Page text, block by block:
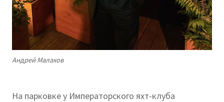
Андрей Малахов
На парковке у Императорского яхт-клуба